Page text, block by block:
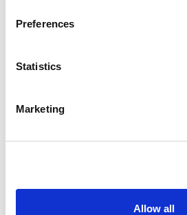
Preferences
Statistics
Marketing
Allow all